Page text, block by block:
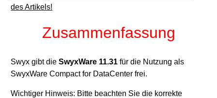
SwyxIt! 14.11 Release 3
SwyxIt! 14.11 Release 2
Swyx 14.11
des Artikels!
Zusammenfassung
Swyx gibt dieSwyxWare 11.31für die Nutzung als
SwyxWare Compact for DataCenter frei.
Wichtiger Hinweis: Bitte beachten Sie die korrekte